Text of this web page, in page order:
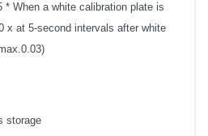
* When a white calibration plate is
x at 5-second intervals after white
storage